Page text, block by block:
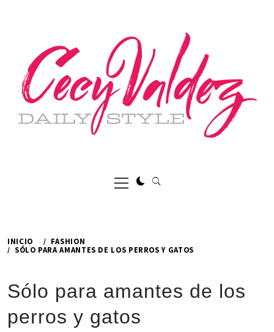
Menú
principal
INICIO
FASHION
SÓLO PARA AMANTES DE LOS PERROS Y GATOS
Sólo para amantes de los
perros y gatos